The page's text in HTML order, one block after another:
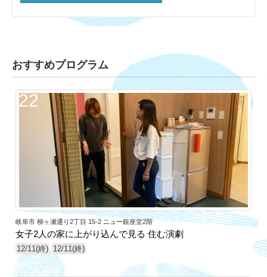
おすすめプログラム
22
岐阜市 柳ヶ瀬通り2丁目 15-2 ニュー銀座堂2階
女子2人の家に上がり込んで見る 住む演劇
12/11(終) 12/11(終)